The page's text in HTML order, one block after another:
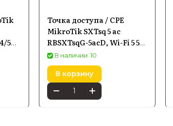
5
Точка доступа / CPE
MikroTik SXTsq 5 ac
RBSXTsqG-5acD, Wi-Fi 5 5
ГГц, 1×Gigabit Ethernet,
PoE-in
В наличии: 10
В корзину